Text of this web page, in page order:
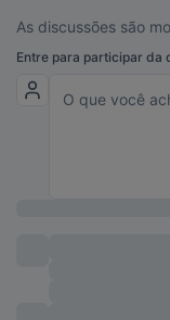
quantidade de
Sem a possibilidade
utilizar as redes